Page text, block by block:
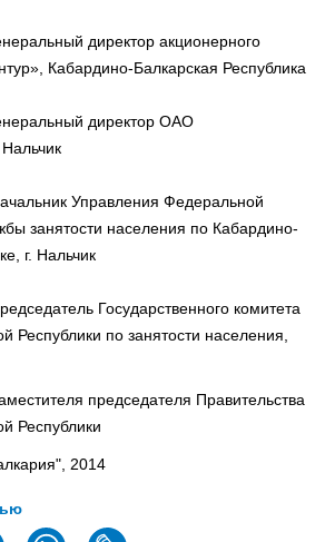
директор акционерного
Кабардино-Балкарская Республика
директор ОАО
Управления Федеральной
занятости населения по Кабардино-
г. Нальчик
Государственного комитета
Республики по занятости населения,
председателя Правительства
Республики
2014